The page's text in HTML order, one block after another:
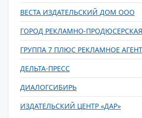
ВЕСТА ИЗДАТЕЛЬСКИЙ ДОМ ООО
ГОРОД РЕКЛАМНО-
ГРУППА 7 ПЛЮС РЕКЛАМНОЕ
ДЕЛЬТА-ПРЕСС
ДИАЛОГСИБИРЬ
ИЗДАТЕЛЬСКИЙ ЦЕНТР «ДАР»